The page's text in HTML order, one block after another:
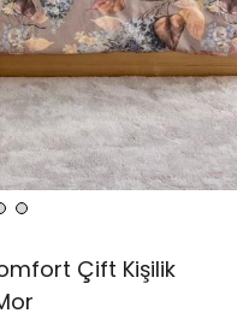
Çift Kişilik